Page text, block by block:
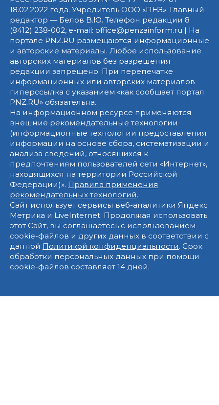
18.02.2022 года. Учредитель ООО «ПНЗ». Главный
редактор — Белов В.Ю. Телефон редакции 8
(8412) 238-002, e-mail: office@penzainform.ru | На
портале PNZ.RU размещаются информационные
и авторские материалы. Любое использование
авторских материалов без разрешения
редакции запрещено. При перепечатке
информационных или авторских материалов
гиперссылка с указанием «как сообщает портал
PNZ.RU» обязательна.
На информационном ресурсе применяются
внешние рекомендательные технологии
(информационные технологии предоставления
информации на основе сбора, систематизации и
анализа сведений, относящихся к
предпочтениям пользователей сети «Интернет»,
находящихся на территории Российской
Федерации)». Правила применения
рекомендательных технологий.
Сайт использует сервисы веб-аналитики Яндекс
Метрика и LiveInternet. Продолжая использовать
этот Сайт, вы соглашаетесь с использованием
cookie-файлов и других данных в соответствии с
данной Политикой конфиденциальности. Срок
обработки персональных данных при помощи
cookie-файлов составляет 14 дней.